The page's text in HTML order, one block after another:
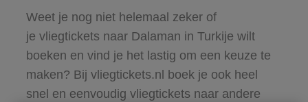
Weet je nog niet helemaal zeker of
je vliegtickets naar Dalaman in Turkije wilt
boeken en vind je het lastig om een keuze te
maken? Bij vliegtickets.nl boek je ook heel
snel en eenvoudig vliegtickets naar andere